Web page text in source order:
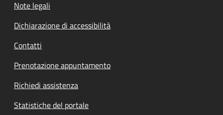
Note legali
Dichiarazione di accessibilità
Contatti
Prenotazione appuntamento
Richiedi assistenza
Statistiche del portale